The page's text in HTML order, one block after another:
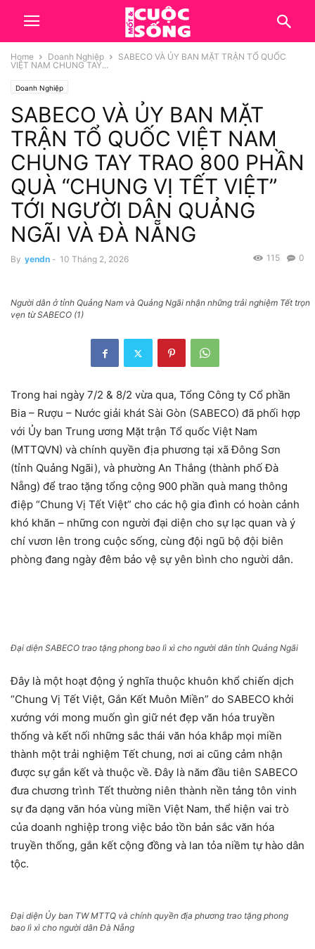
Home Doanh Nghiệp
SABECO VÀ ỦY BAN MẶT TRẬN TỔ QUỐC
VIỆT NAM CHUNG TAY...
Doanh Nghiệp
SABECO VÀ ỦY BAN MẶT
TRẬN TỔ QUỐC VIỆT NAM
CHUNG TAY TRAO 800 PHẦN
QUÀ “CHUNG VỊ TẾT VIỆT”
TỚI NGƯỜI DÂN QUẢNG
NGÃI VÀ ĐÀ NẴNG
By yendn - 10 Tháng 2, 2026 0
115
Người dân ở tỉnh Quảng Nam và Quảng Ngãi nhận những trải nghiệm Tết trọn
vẹn từ SABECO (1)
Trong hai ngày 7/2 & 8/2 vừa qua, Tổng Công ty Cổ phần
Bia – Rượu – Nước giải khát Sài Gòn (SABECO) đã phối hợp
với Ủy ban Trung ương Mặt trận Tổ quốc Việt Nam
(MTTQVN) và chính quyền địa phương tại xã Đông Sơn
(tỉnh Quảng Ngãi), và phường An Thắng (thành phố Đà
Nẵng) để trao tặng tổng cộng 900 phần quà mang thông
điệp “Chung Vị Tết Việt” cho các hộ gia đình có hoàn cảnh
khó khăn – những con người đại diện cho sự lạc quan và ý
chí vươn lên trong cuộc sống, cùng đội ngũ bộ đội biên
phòng đang ngày đêm bảo vệ sự yên bình cho người dân.
Đại diện SABECO trao tặng phong bao lì xì cho người dân tỉnh Quảng Ngãi
Đây là một hoạt động ý nghĩa thuộc khuôn khổ chiến dịch
“Chung Vị Tết Việt, Gắn Kết Muôn Miền” do SABECO khởi
xướng với mong muốn gìn giữ nét đẹp văn hóa truyền
thống và kết nối những sắc thái văn hóa khắp mọi miền
thành một trải nghiệm Tết chung, nơi ai cũng cảm nhận
được sự gắn kết và thuộc về. Đây là năm đầu tiên SABECO
đưa chương trình Tết thường niên thành nền tảng tôn vinh
sự đa dạng văn hóa vùng miền Việt Nam, thể hiện vai trò
của doanh nghiệp trong việc bảo tồn bản sắc văn hóa
truyền thống, gắn kết cộng đồng và lan tỏa niềm tự hào dân
tộc.
Đại diện Ủy ban TW MTTQ và chính quyền địa phương trao tặng phong
bao lì xì cho người dân Đà Nẵng